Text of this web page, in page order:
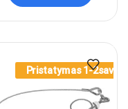
Pristatymas 1-2sav.